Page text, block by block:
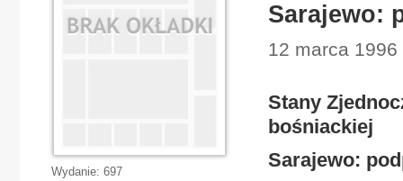
Sarajewo:
12 marca 1996
Stany
bośniackiej
Sarajewo:
Wydanie: 697